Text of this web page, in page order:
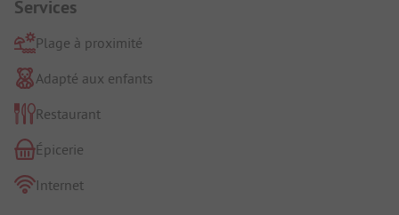
Services
Plage à proximité
Adapté aux enfants
Restaurant
Épicerie
Internet